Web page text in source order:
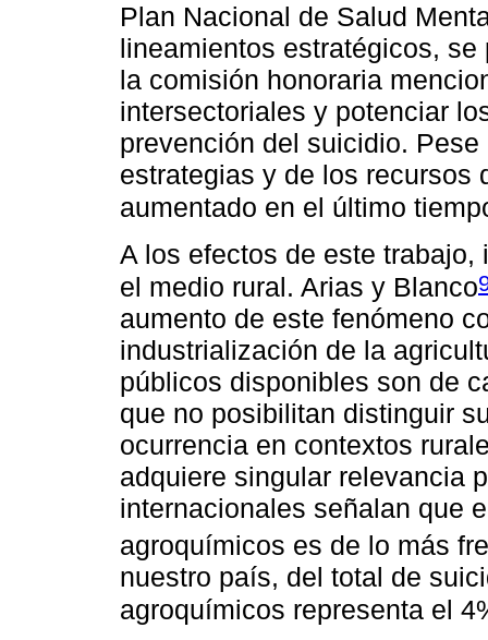
Plan Nacional de Salud
lineamientos estratégicos,
la comisión honoraria
intersectoriales y potenciar
prevención del suicidio.
estrategias y de los recursos
aumentado en el último
A los efectos de este
el medio rural. Arias y Blanco
aumento de este fenómeno
industrialización de la
públicos disponibles son de
que no posibilitan distinguir
ocurrencia en contextos
adquiere singular relevancia
internacionales señalan que
agroquímicos es de lo más
nuestro país, del total de
agroquímicos representa el